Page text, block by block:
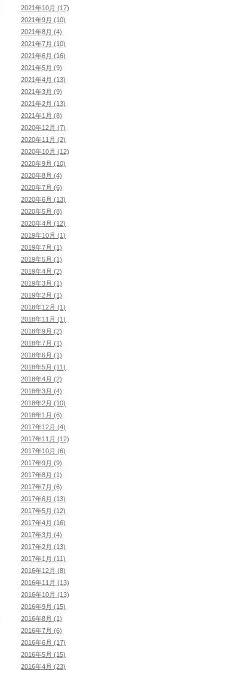
2021年10月 (17)
2021年9月 (10)
2021年8月 (4)
2021年7月 (10)
2021年6月 (16)
2021年5月 (9)
2021年4月 (13)
2021年3月 (9)
2021年2月 (13)
2021年1月 (8)
2020年12月 (7)
2020年11月 (2)
2020年10月 (12)
2020年9月 (10)
2020年8月 (4)
2020年7月 (6)
2020年6月 (13)
2020年5月 (8)
2020年4月 (12)
2019年10月 (1)
2019年7月 (1)
2019年5月 (1)
2019年4月 (2)
2019年3月 (1)
2019年2月 (1)
2018年12月 (1)
2018年11月 (1)
2018年9月 (2)
2018年7月 (1)
2018年6月 (1)
2018年5月 (11)
2018年4月 (2)
2018年3月 (4)
2018年2月 (10)
2018年1月 (6)
2017年12月 (4)
2017年11月 (12)
2017年10月 (6)
2017年9月 (9)
2017年8月 (1)
2017年7月 (6)
2017年6月 (13)
2017年5月 (12)
2017年4月 (16)
2017年3月 (4)
2017年2月 (13)
2017年1月 (11)
2016年12月 (8)
2016年11月 (13)
2016年10月 (13)
2016年9月 (15)
2016年8月 (1)
2016年7月 (6)
2016年6月 (17)
2016年5月 (15)
2016年4月 (23)